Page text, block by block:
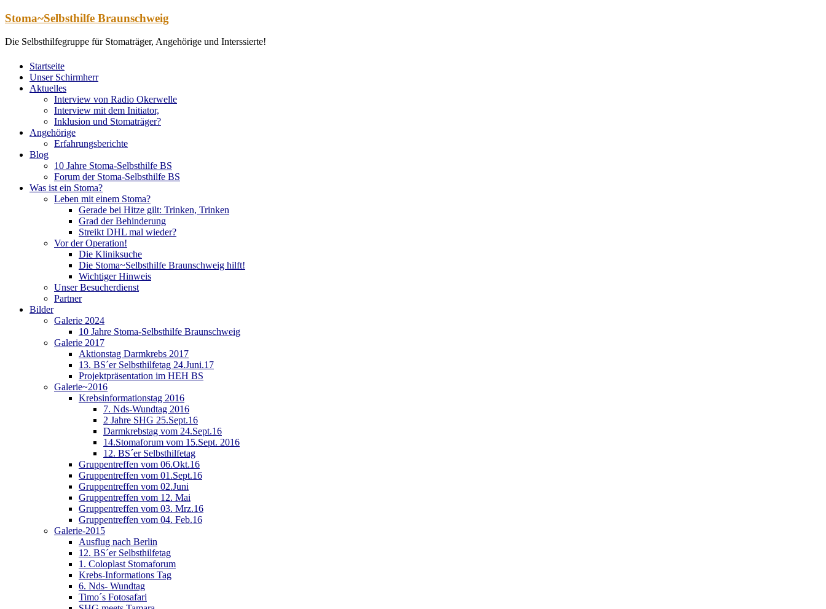
Zum
springen
Stoma~Selbsthilfe Braunschweig
Die Selbsthilfegruppe für Stomaträger, Angehörige und Interssierte!
Startseite
Unser Schirmherr
Aktuelles
Interview von Radio Okerwelle
Interview mit dem Initiator,
Inklusion und Stomaträger?
Angehörige
Erfahrungsberichte
Blog
10 Jahre Stoma-Selbsthilfe BS
Forum der Stoma-Selbsthilfe BS
Was ist ein Stoma?
Leben mit einem Stoma?
Gerade bei Hitze gilt: Trinken, Trinken
Grad der Behinderung
Streikt DHL mal wieder?
Vor der Operation!
Die Kliniksuche
Die Stoma~Selbsthilfe Braunschweig hilft!
Wichtiger Hinweis
Unser Besucherdienst
Partner
Bilder
Galerie 2024
10 Jahre Stoma-Selbsthilfe Braunschweig
Galerie 2017
Aktionstag Darmkrebs 2017
13. BS´er Selbsthilfetag 24.Juni.17
Projektpräsentation im HEH BS
Galerie~2016
Krebsinformationstag 2016
7. Nds-Wundtag 2016
2 Jahre SHG 25.Sept.16
Darmkrebstag vom 24.Sept.16
14.Stomaforum vom 15.Sept. 2016
12. BS´er Selbsthilfetag
Gruppentreffen vom 06.Okt.16
Gruppentreffen vom 01.Sept.16
Gruppentreffen vom 02.Juni
Gruppentreffen vom 12. Mai
Gruppentreffen vom 03. Mrz.16
Gruppentreffen vom 04. Feb.16
Galerie-2015
Ausflug nach Berlin
12. BS´er Selbsthilfetag
1. Coloplast Stomaforum
Krebs-Informations Tag
6. Nds- Wundtag
Timo´s Fotosafari